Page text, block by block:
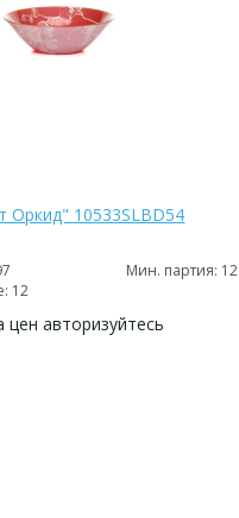
Оркид" 10533SLBD54
Мин. партия: 12
12
авторизуйтесь